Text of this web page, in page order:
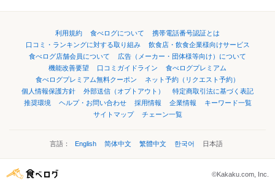
利用規約 食べログについて
携帯電話番号認証とは
口コミ・ランキングに対する取り組み
飲食店・飲食企業様向けサービス
食べログ店舗会員について
広告（メーカー・団体様等向け）について
機能改善要望
口コミガイドライン
食べログプレミアム
食べログプレミアム無料クーポン
ネット予約（リクエスト予約）
個人情報保護方針
外部送信（オプトアウト）
特定商取引法に基づく表記
推奨環境
ヘルプ・お問い合わせ 採用情報 企業情報
キーワード一覧
サイトマップ
チェーン一覧
言語： English 简体中文 繁體中文 한국어 日本語
©Kakaku.com, Inc.